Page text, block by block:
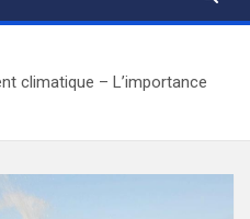
climatique – L’importance